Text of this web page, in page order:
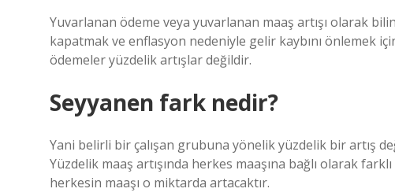
Yuvarlanan ödeme veya yuvarlanan maaş artışı olarak
kapatmak ve enflasyon nedeniyle gelir kaybını önlemek
ödemeler yüzdelik artışlar değildir.
Seyyanen fark nedir?
Yani belirli bir çalışan grubuna yönelik yüzdelik bir artış
Yüzdelik maaş artışında herkes maaşına bağlı olarak
herkesin maaşı o miktarda artacaktır.